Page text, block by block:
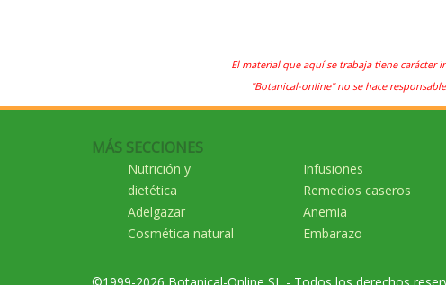
El material que aquí se trabaja tiene carácter
"Botanical-online" no se hace
MÁS SECCIONES
Nutrición y
dietética
Adelgazar
Cosmética natural
Infusiones
Remedios caseros
Anemia
Embarazo